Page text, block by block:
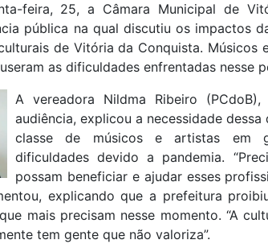
feira, 25, a Câmara Municipal de
pública na qual discutiu os impactos
de Vitória da Conquista. Músicos
as dificuldades enfrentadas nesse
A vereadora Nildma Ribeiro
audiência, explicou a necessidade
classe de músicos e artistas em
dificuldades devido a pandemia.
possam beneficiar e ajudar esses
explicando que a prefeitura
mais precisam nesse momento. “A
tem gente que não valoriza”.